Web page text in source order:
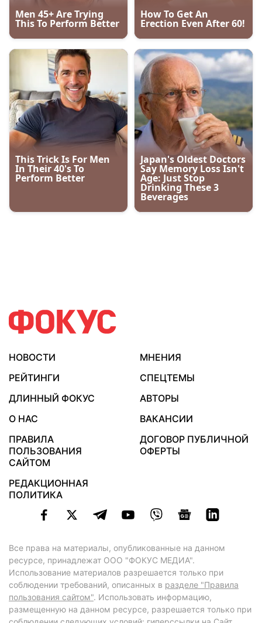
НОВОСТИ
МНЕНИЯ
РЕЙТИНГИ
СПЕЦТЕМЫ
ДЛИННЫЙ ФОКУС
АВТОРЫ
О НАС
ВАКАНСИИ
ПРАВИЛА
ПОЛЬЗОВАНИЯ
САЙТОМ
ДОГОВОР ПУБЛИЧНОЙ
ОФЕРТЫ
РЕДАКЦИОННАЯ
ПОЛИТИКА
Все права на материалы, опубликованные на данном
ресурсе, принадлежат ООО "ФОКУС МЕДИА".
Использование материалов разрешается только при
соблюдении требований, описанных в разделе "Правила
пользования сайтом". Использовать информацию,
размещенную на данном ресурсе, разрешается только при